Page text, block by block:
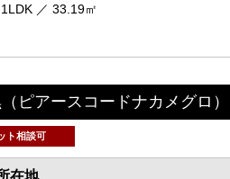
／ 33.19㎡
（ピアースコードナカメグロ）
ト相談可
在地